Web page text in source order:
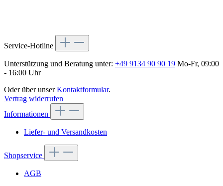
Service-Hotline
Unterstützung und Beratung unter: +49 9134 90 90 19 Mo-Fr, 09:00
- 16:00 Uhr
Oder über unserKontaktformular.
Vertrag widerrufen
Informationen
Liefer- und Versandkosten
Shopservice
AGB